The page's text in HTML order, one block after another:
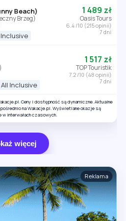
Beach)
Brzeg)
1 489 zł
Oasis Tours
6.4 /10 (215 opinii)
7 dni
All Inclusive
1 517 zł
TOP Touristik
7.2 /10 (48 opinii)
7 dni
Ceny i dostępność są dynamiczne. Aktualne
na Wakacje.pl. Wyświetlane okazje są
w interwałach czasowych.
więcej
Reklama